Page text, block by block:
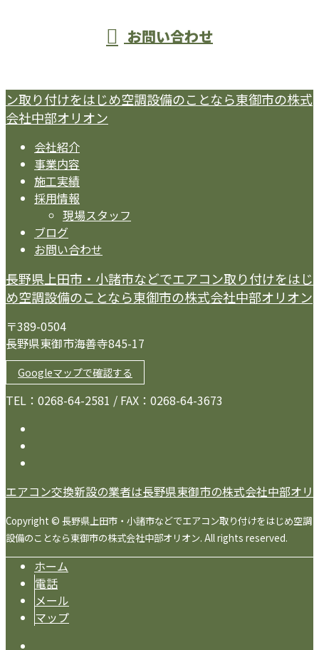
お問い合わせ
ン取り付けをはじめ空調設備のことなら東御市の株式
会社中部オリオン
会社紹介
事業内容
施工実績
採用情報
現場スタッフ
ブログ
お問い合わせ
長野県上田市・小諸市などでエアコン取り付けをはじ
め空調設備のことなら東御市の株式会社中部オリオン
〒389-0504
長野県東御市海善寺845-17
Googleマップで確認する
TEL：0268-64-2581 / FAX：0268-64-3673
エアコン交換新設の業者は長野県東御市の株式会社中部オ
Copyright © 長野県上田市・小諸市などでエアコン取り付けをはじめ空調
設備のことなら東御市の株式会社中部オリオン. All rights reserved.
ホーム
電話
メール
マップ